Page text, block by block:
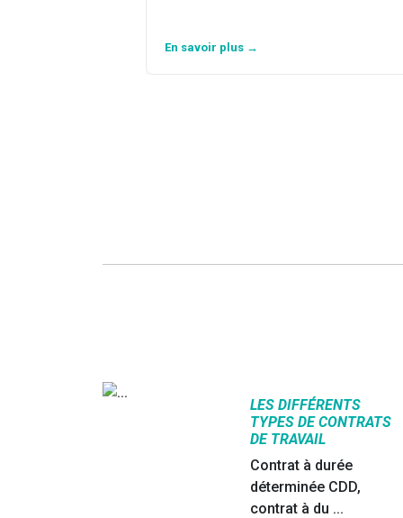
En savoir plus →
LES DIFFÉRENTS
TYPES DE CONTRATS
DE TRAVAIL
Contrat à durée
déterminée CDD,
contrat à du ...